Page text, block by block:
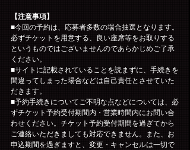
【注意事項】
■今回の予約は、応募者多数の場合抽選となります。
必ずチケットを用意する、良い座席等をお取りする
というものではございませんのであらかじめご了承
ください。
■サイトに記載されていることを読まずに、手続きを
間違ってしまった場合などは自己責任とさせていた
だきます。
■予約手続きについてご不明な点などについては、必
ずチケット予約受付期間内・営業時間内にお問い合
わせください。チケット予約受付期間を過ぎてから
ご連絡いただきましても対応できません。また、お
申込期間を過ぎますと、変更・キャンセルは一切で